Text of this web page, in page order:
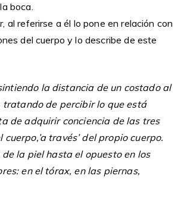
boca.
al referirse a él lo pone en relación con
del cuerpo y lo describe de este
la distancia de un costado al
tratando de percibir lo que está
de adquirir conciencia de las tres
través’ del propio cuerpo.
la piel hasta el opuesto en los
en el tórax, en las piernas,